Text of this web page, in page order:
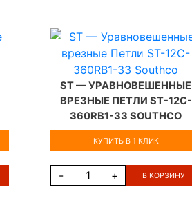
ST — УРАВНОВЕШЕННЫЕ
ВРЕЗНЫЕ ПЕТЛИ ST-12C-
360RB1-33 SOUTHCO
КУПИТЬ В 1 КЛИК
- + В КОРЗИНУ